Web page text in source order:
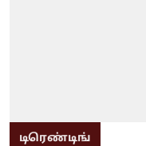
டிரெண்டிங்